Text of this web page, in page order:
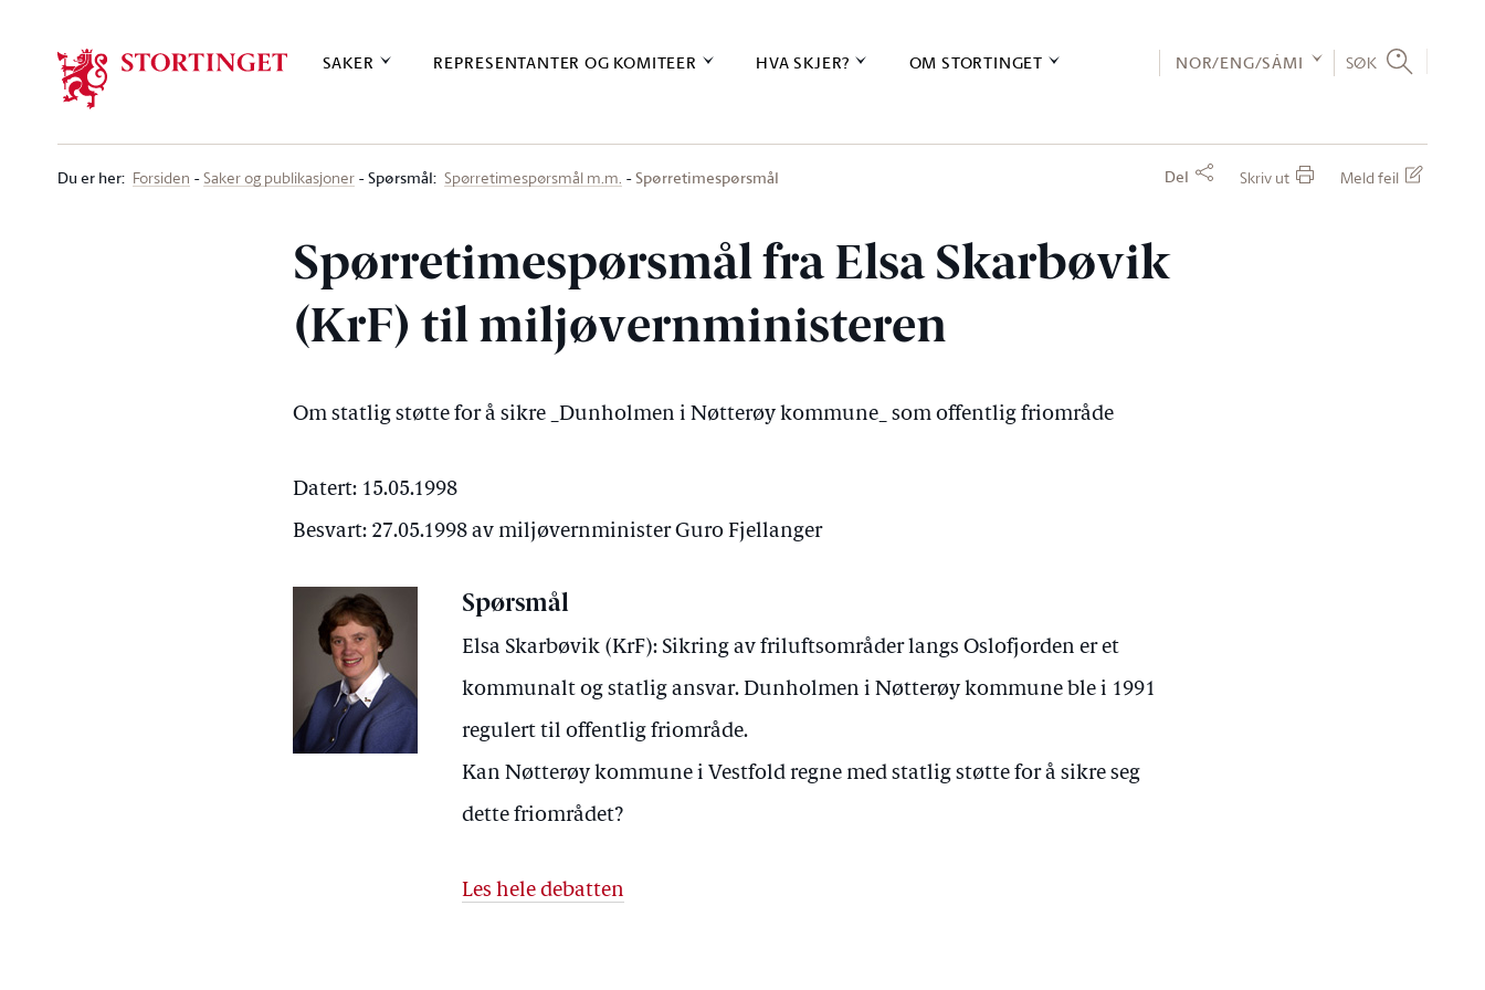
SAKER REPRESENTANTER OG KOMITEER HVA SKJER? OM STORTINGET NOR/ENG/SÁMI SØK
Du er her: Forsiden Saker og publikasjoner Spørsmål: Spørretimespørsmål m.m. Spørretimespørsmål Del Skriv ut Meld feil
Spørretimespørsmål fra Elsa Skarbøvik
(KrF) til miljøvernministeren
Om statlig støtte for å sikre _Dunholmen i Nøtterøy kommune_ som offentlig friområde
Datert: 15.05.1998
Besvart: 27.05.1998 av miljøvernminister Guro Fjellanger
Spørsmål
Elsa Skarbøvik (KrF): Sikring av friluftsområder langs Oslofjorden er et
kommunalt og statlig ansvar. Dunholmen i Nøtterøy kommune ble i 1991
regulert til offentlig friområde.
Kan Nøtterøy kommune i Vestfold regne med statlig støtte for å sikre seg
dette friområdet?
Les hele debatten